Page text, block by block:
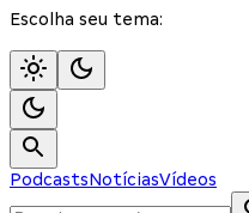
Escolha seu tema:
PodcastsNotíciasVídeos